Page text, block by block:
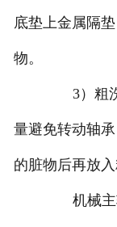
底垫上金属隔
物。
3）粗洗
量避免转动轴
的脏物后再放入
机械主